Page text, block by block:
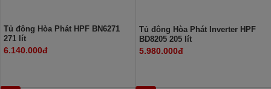
Tủ đông Hòa Phát HPF BN6271
271 lít
6.140.000đ
Tủ đông Hòa Phát Inverter HPF
BD8205 205 lít
5.980.000đ